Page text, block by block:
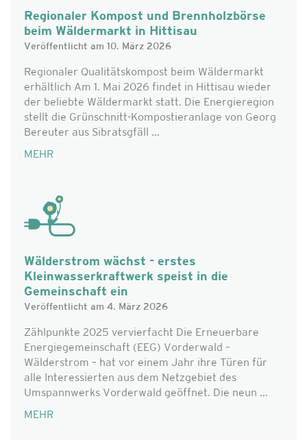
Regionaler Kompost und Brennholzbörse
beim Wäldermarkt in Hittisau
Veröffentlicht am 10. März 2026
Regionaler Qualitätskompost beim Wäldermarkt
erhältlich Am 1. Mai 2026 findet in Hittisau wieder
der beliebte Wäldermarkt statt. Die Energieregion
stellt die Grünschnitt-Kompostieranlage von Georg
Bereuter aus Sibratsgfäll ...
MEHR
Wälderstrom wächst - erstes
Kleinwasserkraftwerk speist in die
Gemeinschaft ein
Veröffentlicht am 4. März 2026
Zählpunkte 2025 vervierfacht Die Erneuerbare
Energiegemeinschaft (EEG) Vorderwald –
Wälderstrom – hat vor einem Jahr ihre Türen für
alle Interessierten aus dem Netzgebiet des
Umspannwerks Vorderwald geöffnet. Die neun ...
MEHR